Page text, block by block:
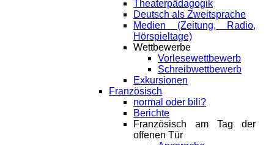
Theaterpädagogik
Deutsch als Zweitsprache
Medien (Zeitung, Radio,
Hörspieltage)
Wettbewerbe
Vorlesewettbewerb
Schreibwettbewerb
Exkursionen
Französisch
normal oder bili?
Berichte
Französisch am Tag der
offenen Tür